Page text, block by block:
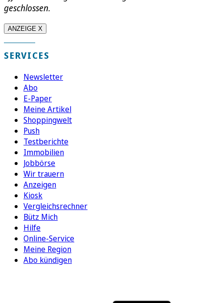
geschlossen.
ANZEIGE X
SERVICES
Newsletter
Abo
E-Paper
Meine Artikel
Shoppingwelt
Push
Testberichte
Immobilien
Jobbörse
Wir trauern
Anzeigen
Kiosk
Vergleichsrechner
Bütz Mich
Hilfe
Online-Service
Meine Region
Abo kündigen